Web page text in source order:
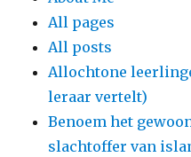
All pages
All posts
Allochtone
leraar vertelt)
Benoem het
slachtoffer van